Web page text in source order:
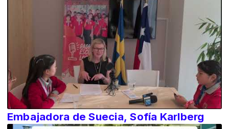
Embajadora de Suecia, Sofía Karlberg